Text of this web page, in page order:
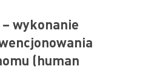
wykonanie
(human